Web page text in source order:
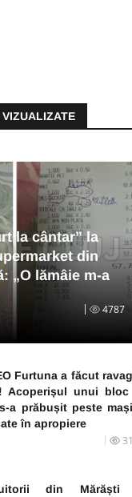
la cântar” la
din
„O lămâie m-a
4787
Furtuna a făcut
Acoperișul unui
a prăbușit peste
în apropiere
din Mărăști